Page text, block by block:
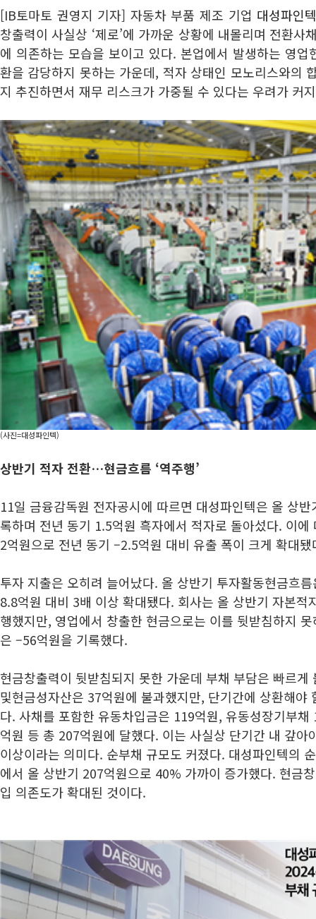
[IB토마토 권영지 기자] 자동차 부품 제조 기업 대성파인
창출력이 사실상 ‘제로’에 가까운 상황에 내몰리며 전환사
에 의존하는 모습을 보이고 있다. 본업에서 발생하는 영업
환을 감당하지 못하는 가운데, 적자 상태인 모노리스와의
지 추진하면서 재무 리스크가 가중될 수 있다는 우려가 커
(사진=대성파인텍)
상반기 적자 전환…현금흐름 ‘역주행’
11일 금융감독원 전자공시에 따르면 대성파인텍은 올 상
록하며 전년 동기 1.5억원 흑자에서 적자로 돌아섰다. 이
2억원으로 전년 동기 –2.5억원 대비 유출 폭이 크게 확대됐
투자 지출은 오히려 늘어났다. 올 상반기 투자활동현금흐
8.8억원 대비 3배 이상 확대됐다. 회사는 올 상반기 자본적
행했지만, 영업에서 창출한 현금으로는 이를 뒷받침하지
은 –56억원을 기록했다.
현금창출력이 뒷받침되지 못한 가운데 부채 부담은 빠르
및현금성자산은 37억원에 불과했지만, 단기간에 상환해야
다. 사채를 포함한 유동차입금은 119억원, 유동성장기부
억원 등 총 207억원에 달했다. 이는 사실상 단기간 내 갚아
이상이라는 의미다. 순부채 규모도 커졌다. 대성파인텍의
에서 올 상반기 207억원으로 40% 가까이 증가했다. 현금
입 의존도가 확대된 것이다.